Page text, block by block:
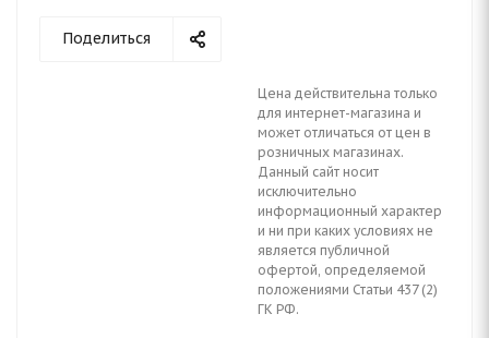
Поделиться
Цена действительна только
для интернет-магазина и
может отличаться от цен в
розничных магазинах.
Данный сайт носит
исключительно
информационный характер
и ни при каких условиях не
является публичной
офертой, определяемой
положениями Статьи 437 (2)
ГК РФ.